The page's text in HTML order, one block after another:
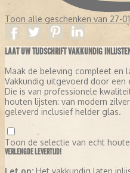
Toon alle geschenken van 27-
LAAT UW TIJDSCHRIFT VAKKUNDIG INLIJSTEN
Maak de beleving compleet en
Vakkundig uitgevoerd door een
Die is van professionele
houten lijsten: van modern
geleverd inclusief helder glas.
Toon de selectie van echt
VERLENGDE LEVERTIJD!